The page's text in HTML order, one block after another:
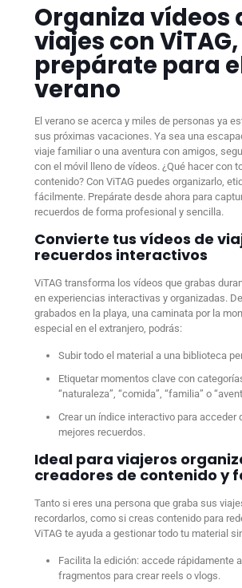
Organiza vídeos
viajes con ViTAG,
prepárate para
verano
El verano se acerca y miles de personas ya
sus próximas vacaciones. Ya sea una
viaje familiar o una aventura con amigos,
con el móvil lleno de vídeos. ¿Qué hacer con
contenido? Con ViTAG puedes organizarlo,
fácilmente. Prepárate desde ahora para
recuerdos de forma profesional y sencilla.
Convierte tus vídeos de
recuerdos interactivos
ViTAG transforma los vídeos que grabas
en experiencias interactivas y organizadas.
grabados en la playa, una caminata por la
especial en el extranjero, podrás:
Subir todo el material a una biblioteca
Etiquetar momentos clave con
“naturaleza”, “comida”, “familia” o
Crear un índice interactivo para acceder
mejores recuerdos.
Ideal para viajeros
creadores de contenido y
Tanto si eres una persona que graba sus
recordarlos, como si creas contenido para
ViTAG te ayuda a gestionar todo tu material
Facilita la edición: accede rápidamente
fragmentos para crear reels o vlogs.